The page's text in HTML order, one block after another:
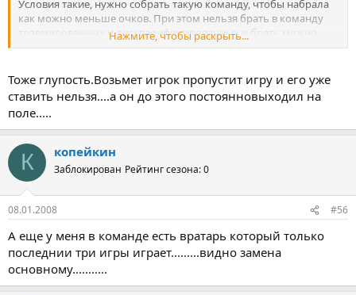
Условия такие, нужно собрать такую команду, чтобы набрала
как можно меньше очков. При этом нельзя брать в команду
травмированных и дисквалифицированных и брать можно
только тех игроков, которые сыграли не менее 45 минут в
Нажмите, чтобы раскрыть...
Тоже глупость.Возьмет игрок пропустит игру и его уже
ставить нельзя....а он до этого постоянновыходил на
поле.....
К копейкин
Заблокирован Рейтинг сезона: 0
08.01.2008 #56
А еще у меня в команде есть вратарь который только
последнии три игры играет.........видно замена
основному...........